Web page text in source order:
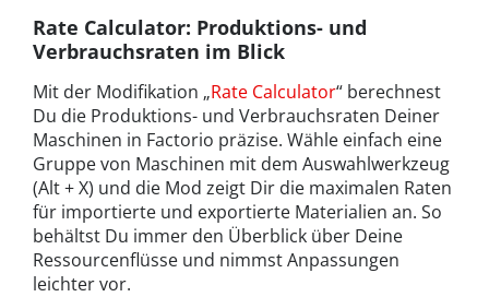
Rate Calculator: Produktions- und
Verbrauchsraten im Blick
Mit der Modifikation „Rate Calculator“ berechnest
Du die Produktions- und Verbrauchsraten Deiner
Maschinen in Factorio präzise. Wähle einfach eine
Gruppe von Maschinen mit dem Auswahlwerkzeug
(Alt + X) und die Mod zeigt Dir die maximalen Raten
für importierte und exportierte Materialien an. So
behältst Du immer den Überblick über Deine
Ressourcenflüsse und nimmst Anpassungen
leichter vor.